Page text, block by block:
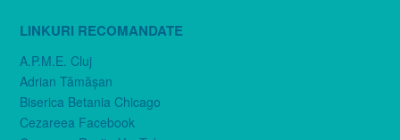
LINKURI RECOMANDATE
A.P.M.E. Cluj
Adrian Tămăşan
Biserica Betania Chicago
Cezareea Facebook